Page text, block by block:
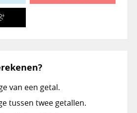
van een getal.
tussen twee getallen.